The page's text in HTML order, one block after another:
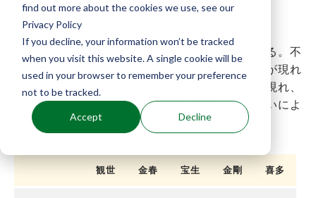
find out more about the cookies we use, see our
Privacy Policy
If you decline, your information won’t be tracked
when you visit this website. A single cookie will be
used in your browser to remember your preference
not to be tracked.
Accept Decline
八瀬の里で一夏を送る僧の許へ毎日通う女がある。不
思議に思った僧が弔っていると、小野小町の霊が現れ
る。やがて生前小町に恋をした深草少将の霊も現れ、
百夜通いの様を物語り恨みを述べるが、僧の弔いによ
り成仏する。
観世 金春 宝生 金剛 喜多